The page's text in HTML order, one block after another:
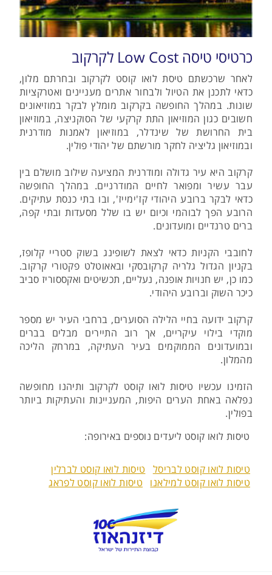
כרטיסי טיסה Low Cost לקרקוב
לאחר שרכשתם טיסת לואו קוסט לקרקוב ובחרתם מלון,
כדאי לתכנן את הטיול ולבחור אתרים מעניינים ואטרקציות
שונות. במהלך החופשה בקרקוב מומלץ לבקר במוזיאונים
חשובים כגון המוזיאון התת קרקעי של הסוקניצה, במוזיאון
בית החרושת של שינדלר, במוזיאון לאמנות מודרנית
ובמוזיאון גליציה לחקר מורשתם של יהודי פולין.
קרקוב היא עיר גדולה ומודרנית המציעה שילוב מושלם בין
עבר עשיר ומפואר לחיים המודרניים. במהלך החופשה
כדאי לבקר ברובע היהודי קז'ימייז', ובו בתי כנסת עתיקים.
הרובע הפך לבוהמי וכיום יש בו שלל מסעדות ובתי קפה,
ברים טרנדיים ומועדונים.
לחובבי הקניות כדאי לצאת לשופינג בשוק סטריי קלופז,
בקניון הגדול גלריה קרקובסקי ובאאוטלט פקטורי קרקוב.
כמו כן, יש חנויות אופנה, נעליים, תכשיטים ואקססוריז סביב
כיכר השוק וברובע היהודי.
קרקוב ידועה בחיי הלילה הסוערים, ברחבי העיר יש מספר
מוקדי בילוי עיקריים, אך רוב התיירים מבלים בברים
ובמועדונים הממוקמים בעיר העתיקה, במרחק הליכה
מהמלון.
הזמינו עכשיו טיסות לואו קוסט לקרקוב ותיהנו מחופשה
נפלאה באחת הערים היפות, המעניינות והעתיקות ביותר
בפולין.
טיסות לואו קוסט ליעדים נוספים באירופה:
טיסות לואו קוסט לבריסל
טיסות לואו קוסט לברלין
טיסות לואו קוסט למילאנו
טיסות לואו קוסט לפראג